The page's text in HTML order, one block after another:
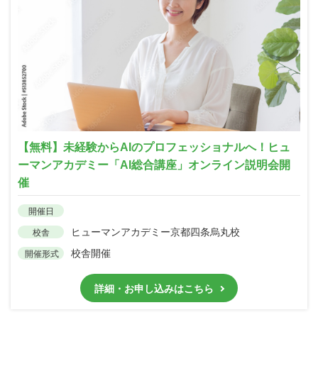
【無料】未経験からAIのプロフェッショナルへ！ヒュ
ーマンアカデミー「AI総合講座」オンライン説明会開
催
開催日
校舎 ヒューマンアカデミー京都四条烏丸校
開催形式 校舎開催
詳細・お申し込みはこちら